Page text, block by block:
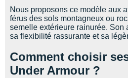
Nous proposons ce modèle aux
férus des sols montagneux ou
semelle extérieure rainurée. Son
sa flexibilité rassurante et sa
Comment choisir
Under Armour ?